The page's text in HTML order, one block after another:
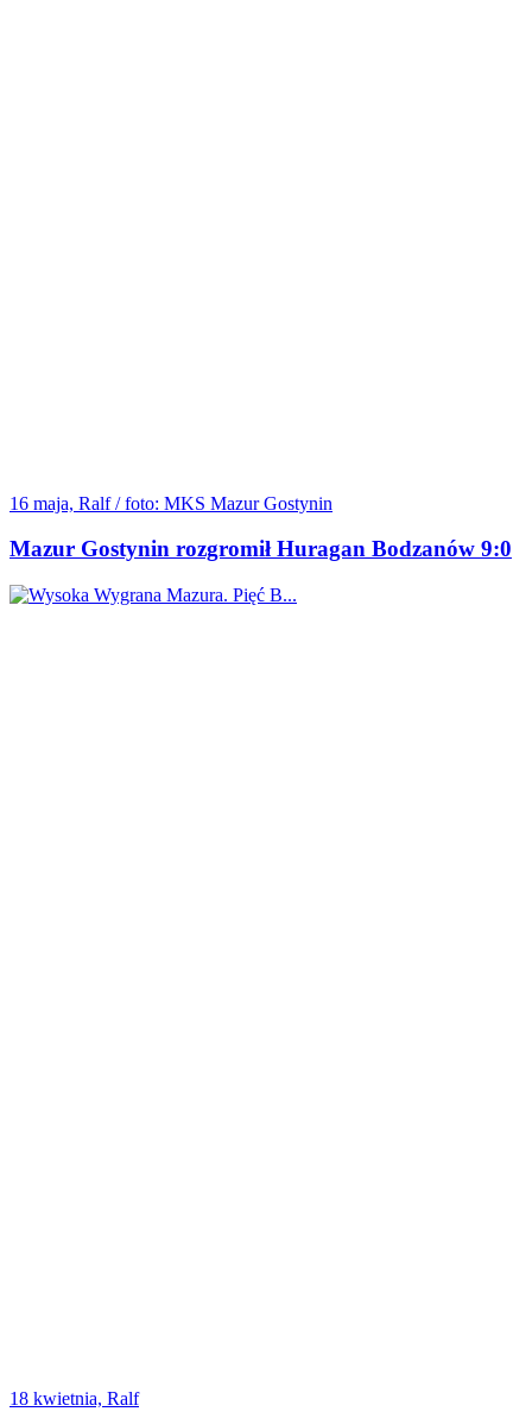
16 maja, Ralf / foto: MKS Mazur Gostynin
Mazur Gostynin rozgromił Huragan Bodzanów 9:0
18 kwietnia, Ralf